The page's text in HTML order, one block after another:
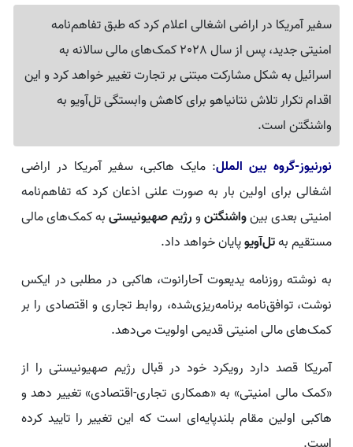
سفیر آمریکا در اراضی اشغالی اعلام کرد که طبق تفاهم‌نامه
امنیتی جدید، پس از سال 2028 کمک‌های مالی سالانه به
اسرائیل به شکل مشارکت مبتنی بر تجارت تغییر خواهد کرد و این
اقدام تکرار تلاش نتانیاهو برای کاهش وابستگی تل‌آویو به
واشنگتن است.
نورنیوز-گروه بین الملل: مایک هاکبی، سفیر آمریکا در اراضی
اشغالی برای اولین بار به صورت علنی اذعان کرد که تفاهم‌نامه
امنیتی بعدی بینواشنگتنورژیم صهیونیستیبه کمک‌های مالی
مستقیم بهتل‌آویوپایان خواهد داد.
به نوشته روزنامه یدیعوت آحارانوت، هاکبی در مطلبی در ایکس
نوشت، توافق‌نامه برنامه‌ریزی‌شده، روابط تجاری و اقتصادی را بر
کمک‌های مالی امنیتی قدیمی اولویت می‌دهد.
آمریکا قصد دارد رویکرد خود در قبال رژیم صهیونیستی را از
«کمک مالی امنیتی» به «همکاری تجاری-اقتصادی» تغییر دهد و
هاکبی اولین مقام بلندپایه‌ای است که این تغییر را تایید کرده